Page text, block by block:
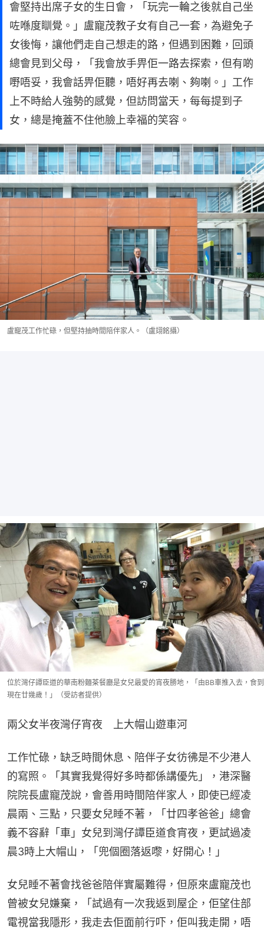
會堅持出席子女的生日會，「玩完一輪之後就自己坐
咗喺度瞓覺。」盧寵茂教子女有自己一套，為避免子
女後悔，讓他們走自己想走的路，但遇到困難，回頭
總會見到父母，「我會放手畀佢一路去探索，但有啲
嘢唔妥，我會話畀佢聽，唔好再去喇、夠喇。」工作
上不時給人強勢的感覺，但訪問當天，每每提到子
女，總是掩蓋不住他臉上幸福的笑容。
盧寵茂工作忙碌，但堅持抽時間陪伴家人。（盧翊銘攝）
位於灣仔譚臣道的華南粉麵茶餐廳是女兒最愛的宵夜勝地，「由BB車推入去，食到
現在廿幾歲！」（受訪者提供）
兩父女半夜灣仔宵夜　上大帽山遊車河
工作忙碌，缺乏時間休息、陪伴子女彷彿是不少港人
的寫照。「其實我覺得好多時都係講優先」，港深醫
院院長盧寵茂說，會善用時間陪伴家人，即使已經凌
晨兩、三點，只要女兒睡不著，「廿四孝爸爸」總會
義不容辭「車」女兒到灣仔譚臣道食宵夜，更試過凌
晨3時上大帽山，「兜個圈落返嚟，好開心！」
女兒睡不著會找爸爸陪伴實屬難得，但原來盧寵茂也
曾被女兒嫌棄，「試過有一次我返到屋企，佢望住部
電視當我隱形，我走去佢面前行吓，佢叫我走開，唔